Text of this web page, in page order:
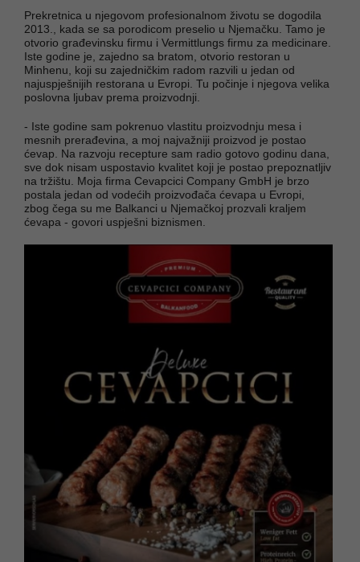
Prekretnica u njegovom profesionalnom životu se dogodila
2013., kada se sa porodicom preselio u Njemačku. Tamo je
otvorio građevinsku firmu i Vermittlungs firmu za medicinare.
Iste godine je, zajedno sa bratom, otvorio restoran u
Minhenu, koji su zajedničkim radom razvili u jedan od
najuspješnijih restorana u Evropi. Tu počinje i njegova velika
poslovna ljubav prema proizvodnji.
- Iste godine sam pokrenuo vlastitu proizvodnju mesa i
mesnih prerađevina, a moj najvažniji proizvod je postao
ćevap. Na razvoju recepture sam radio gotovo godinu dana,
sve dok nisam uspostavio kvalitet koji je postao prepoznatljiv
na tržištu. Moja firma Cevapcici Company GmbH je brzo
postala jedan od vodećih proizvođača ćevapa u Evropi,
zbog čega su me Balkanci u Njemačkoj prozvali kraljem
ćevapa - govori uspješni biznismen.